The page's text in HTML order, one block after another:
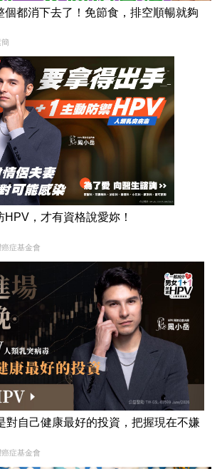
個都消下去了！免節食，排空順暢就夠
，才有資格說愛妳！
症基金會
對自己健康最好的投資，把握現在不嫌
症基金會